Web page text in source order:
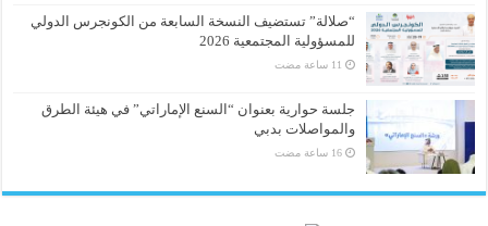
“صلالة” تستضيف النسخة السابعة من الكونجرس الدولي
للمسؤولية المجتمعية 2026
جلسة حوارية بعنوان “السنع الإماراتي” في هيئة الطرق
والمواصلات بدبي